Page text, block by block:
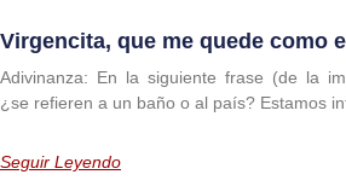
Virgencita, que me quede como
Adivinanza: En la siguiente frase (de la
¿se refieren a un baño o al país? Estamos
Seguir Leyendo